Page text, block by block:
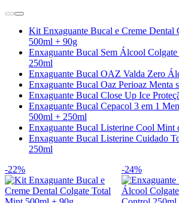
Kit Enxaguante Bucal e Creme Dental
500ml + 90g
Enxaguante Bucal Sem Álcool
250ml
Enxaguante Bucal OAZ Valda Zero
Enxaguante Bucal Oaz Perioaz Menta
Enxaguante Bucal Close Up Ice
Enxaguante Bucal Cepacol 3 em 1
500ml + 250ml
Enxaguante Bucal Listerine Cool Mint
Enxaguante Bucal Listerine Cuidado
250ml
-22%
-24%